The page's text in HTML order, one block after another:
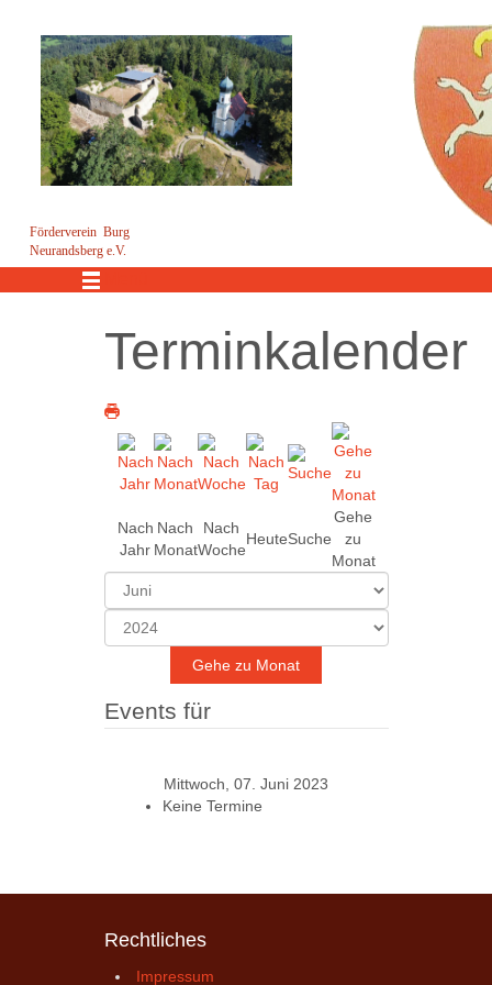
Förderverein Burg
Neurandsberg e.V.
Terminkalender
Nach
Jahr
Nach
Monat
Nach
Woche
HeuteSuche
Gehe
zu
Monat
Gehe zu Monat
Events für
Mittwoch, 07. Juni 2023
Keine Termine
Rechtliches
Impressum